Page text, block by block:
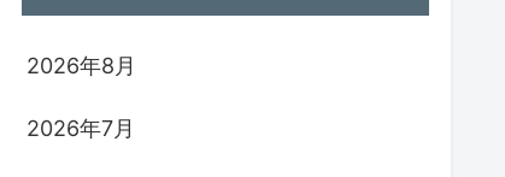
2026年8月
2026年7月